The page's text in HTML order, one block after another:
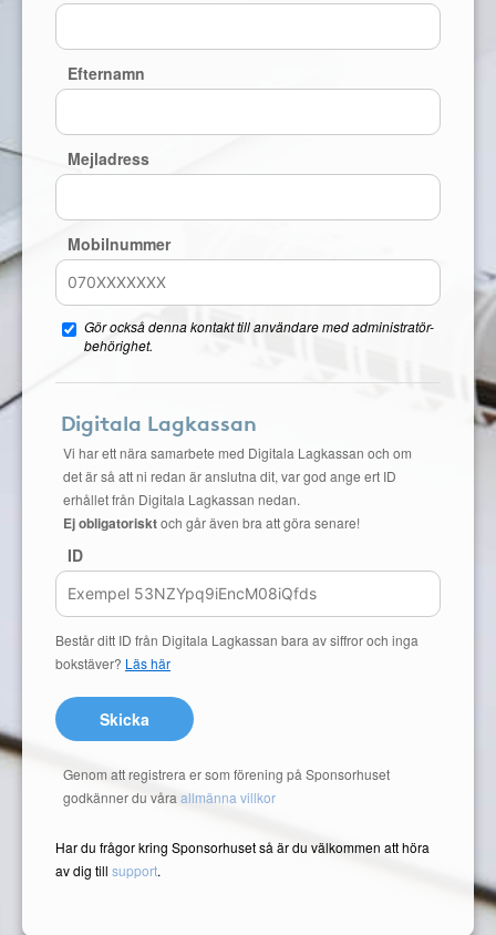
Efternamn
Mejladress
Mobilnummer
Gör också denna kontakt till användare med administratör-
behörighet.
Digitala Lagkassan
Vi har ett nära samarbete med Digitala Lagkassan och om
det är så att ni redan är anslutna dit, var god ange ert ID
erhållet från Digitala Lagkassan nedan.
Ej obligatorisktoch går även bra att göra senare!
ID
Består ditt ID från Digitala Lagkassan bara av siffror och inga
bokstäver? Läs här
Skicka
Genom att registrera er som förening på Sponsorhuset
godkänner du våra allmänna villkor
Har du frågor kring Sponsorhuset så är du välkommen att höra
av dig till support.